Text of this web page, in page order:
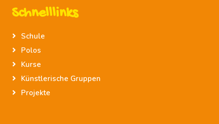
Schnelllinks
Schule
Polos
Kurse
Künstlerische Gruppen
Projekte